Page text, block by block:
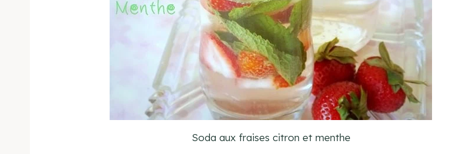
Soda aux fraises citron et menthe